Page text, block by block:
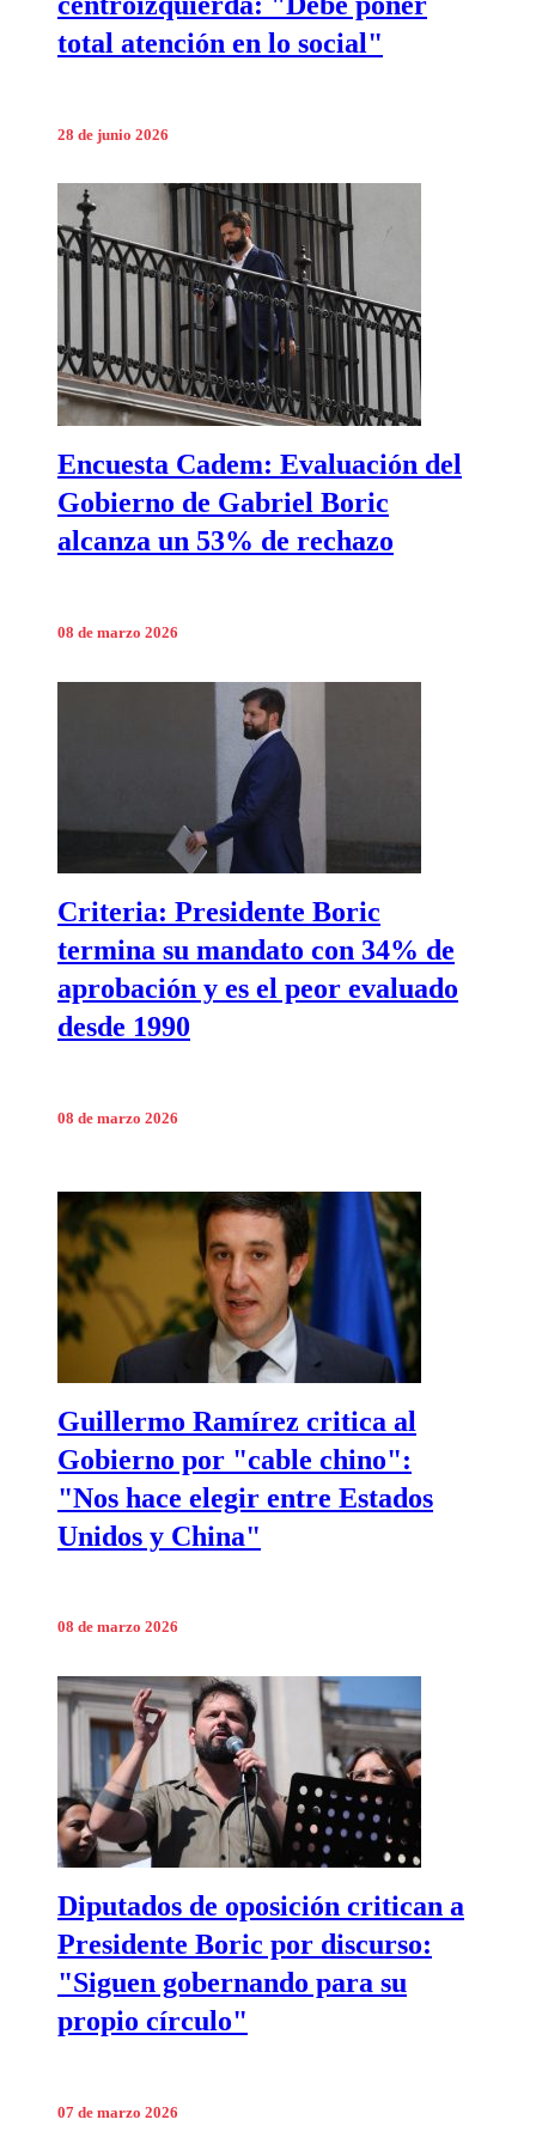
total atención en lo social"
28 de junio 2026
Encuesta Cadem: Evaluación del
Gobierno de Gabriel Boric
alcanza un 53% de rechazo
08 de marzo 2026
Criteria: Presidente Boric
termina su mandato con 34% de
aprobación y es el peor evaluado
desde 1990
08 de marzo 2026
Guillermo Ramírez critica al
Gobierno por "cable chino":
"Nos hace elegir entre Estados
Unidos y China"
08 de marzo 2026
Diputados de oposición critican a
Presidente Boric por discurso:
"Siguen gobernando para su
propio círculo"
07 de marzo 2026